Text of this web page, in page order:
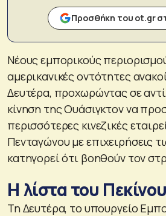
Προσθήκη του ot.gr
Nέους εμπορικούς
αμερικανικές οντότητες
Δευτέρα, προχωρώντας σε
κίνηση της Ουάσιγκτον να
περισσότερες κινεζικές
Πενταγώνου με επιχειρήσεις
κατηγορεί ότι βοηθούν τον
Η λίστα του Πεκίνου
Τη Δευτέρα, το υπουργείο